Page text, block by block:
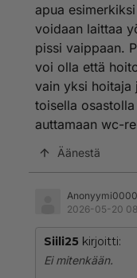
apua
voidaan laittaa
pissi vaippaan.
voi olla että
vain yksi hoitaja
toisella
auttamaan wc-
Äänestä
2026-05-20
Siili25 kirjoitti:
Ei mitenkään.